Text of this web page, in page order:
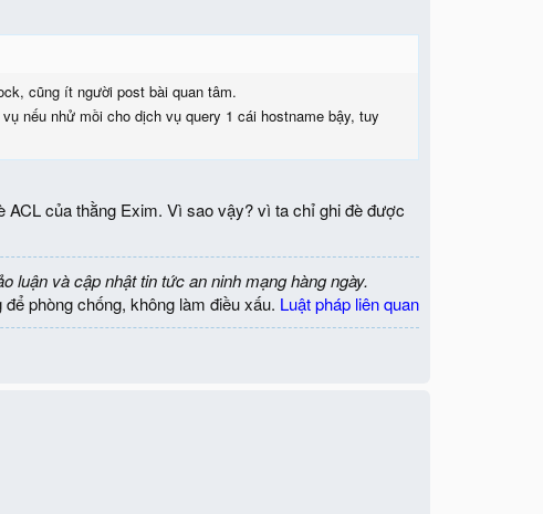
cũng ít người post bài quan tâm.
nếu nhử mồi cho dịch vụ query 1 cái hostname bậy, tuy
của thằng Exim. Vì sao vậy? vì ta chỉ ghi đè được
luận và cập nhật tin tức an ninh mạng hàng ngày.
phòng chống, không làm điều xấu. Luật pháp liên quan